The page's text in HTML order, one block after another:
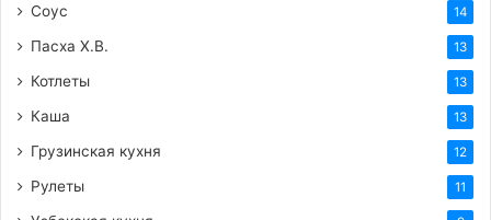
Соус 14
Пасха Х.В. 13
Котлеты 13
Каша 13
Грузинская кухня 12
Рулеты 11